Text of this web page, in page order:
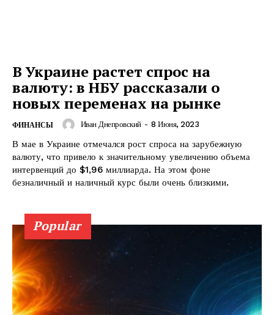
ПОДПИСАТЬСЯ СЕЙЧАС
О нас
Связаться с нами
Подписка
Мой аккаунт
Реклама
Контакты
В Украине растет спрос на
валюту: в НБУ рассказали о
новых переменах на рынке
ФИНАНСЫ Иван Днепровский - 8 Июня, 2023
В мае в Украине отмечался рост спроса на зарубежную
валюту, что привело к значительному увеличению объема
интервенций до $1,96 миллиарда. На этом фоне
безналичный и наличный курс были очень близкими.
Popular